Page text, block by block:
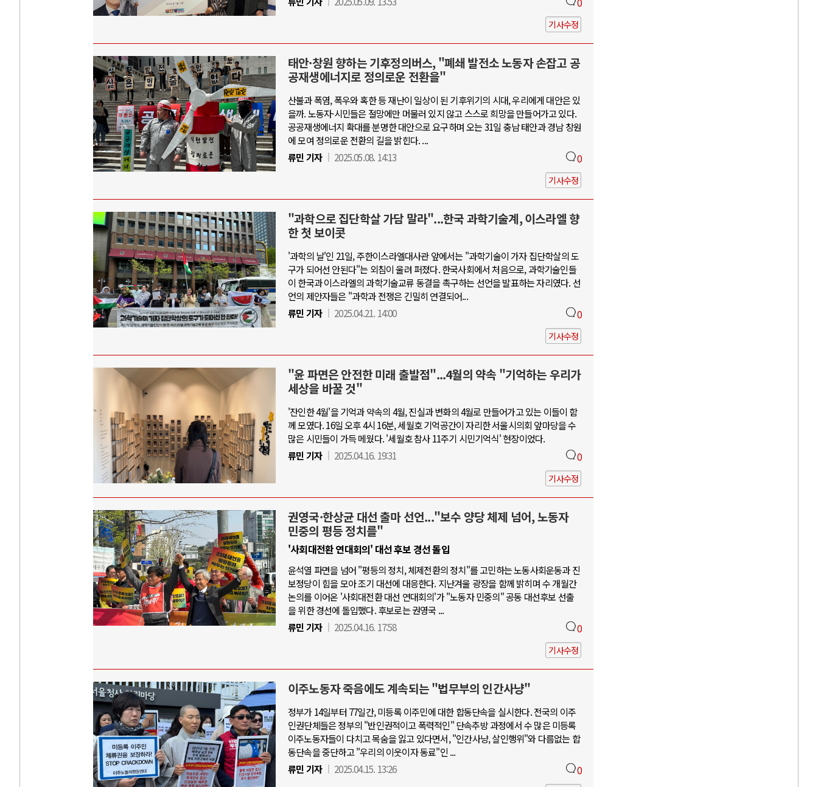
기사수정
태안·창원 향하는 기후정의버스, "폐쇄 발전소 노동자 손잡고 공
공재생에너지로 정의로운 전환을"
산불과 폭염, 폭우와 혹한 등 재난이 일상이 된 기후위기의 시대, 우리에게 대안은 있
을까. 노동자·시민들은 절망에만 머물러 있지 않고 스스로 희망을 만들어가고 있다.
공공재생에너지 확대를 분명한 대안으로 요구하며 오는 31일 충남 태안과 경남 창원
에 모여 정의로운 전환의 길을 밝힌다. ...
류민 기자
2025.05.08. 14:13 0
기사수정
"과학으로 집단학살 가담 말라"...한국 과학기술계, 이스라엘 향
한 첫 보이콧
'과학의 날'인 21일, 주한이스라엘대사관 앞에서는 "과학기술이 가자 집단학살의 도
구가 되어선 안된다"는 외침이 울려 퍼졌다. 한국사회에서 처음으로, 과학기술인들
이 한국과 이스라엘의 과학기술교류 동결을 촉구하는 선언을 발표하는 자리였다. 선
언의 제안자들은 "과학과 전쟁은 긴밀히 연결되어...
류민 기자
2025.04.21. 14:00 0
기사수정
"윤 파면은 안전한 미래 출발점"...4월의 약속 "기억하는 우리가
세상을 바꿀 것"
'잔인한 4월'을 기억과 약속의 4월, 진실과 변화의 4월로 만들어가고 있는 이들이 함
께 모였다. 16일 오후 4시 16분, 세월호 기억공간이 자리한 서울시의회 앞마당을 수
많은 시민들이 가득 메웠다. '세월호 참사 11주기 시민기억식' 현장이었다.
류민 기자
2025.04.16. 19:31 0
기사수정
권영국·한상균 대선 출마 선언..."보수 양당 체제 넘어, 노동자
민중의 평등 정치를"
'사회대전환 연대회의' 대선 후보 경선 돌입
윤석열 파면을 넘어 "평등의 정치, 체제전환의 정치"를 고민하는 노동사회운동과 진
보정당이 힘을 모아 조기 대선에 대응한다. 지난겨울 광장을 함께 밝히며 수 개월간
논의를 이어온 '사회대전환 대선 연대회의'가 "노동자 민중의" 공동 대선후보 선출
을 위한 경선에 돌입했다. 후보로는 권영국 ...
류민 기자
2025.04.16. 17:58 0
기사수정
이주노동자 죽음에도 계속되는 "법무부의 인간사냥"
정부가 14일부터 77일간, 미등록 이주민에 대한 합동단속을 실시한다. 전국의 이주
인권단체들은 정부의 "반인권적이고 폭력적인" 단속추방 과정에서 수 많은 미등록
이주노동자들이 다치고 목숨을 잃고 있다면서, "인간사냥, 살인행위"와 다름없는 합
동단속을 중단하고 "우리의 이웃이자 동료"인 ...
류민 기자
2025.04.15. 13:26 0